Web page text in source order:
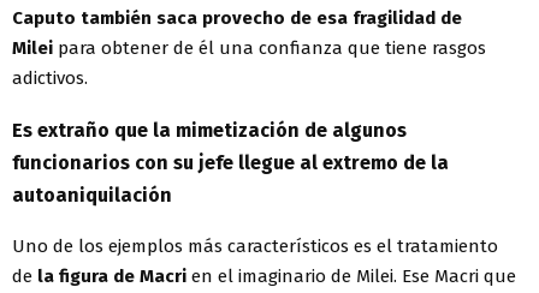
Caputo también saca provecho de esa fragilidad de
Milei para obtener de él una confianza que tiene rasgos
adictivos.
Es extraño que la mimetización de algunos
funcionarios con su jefe llegue al extremo de la
autoaniquilación
Uno de los ejemplos más característicos es el tratamiento
de la figura de Macri en el imaginario de Milei. Ese Macri que